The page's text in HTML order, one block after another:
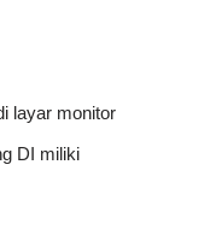
layar monitor
DI miliki